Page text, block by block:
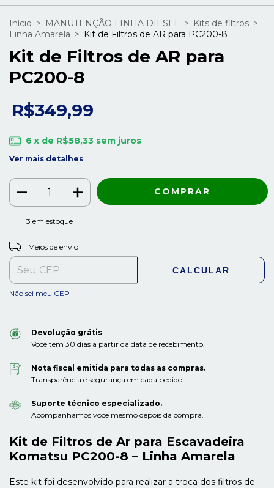
Início > MANUTENÇÃO LINHA DIESEL > Kits de filtros >
Linha Amarela > Kit de Filtros de AR para PC200-8
Kit de Filtros de AR para
PC200-8
R$349,99
6 x de R$58,33 sem juros
Ver mais detalhes
3 em estoque
Entregas para o CEP:
Meios de envio
CALCULAR
Não sei meu CEP
Devolução grátis
Você tem 30 dias a partir da data de recebimento.
Nota fiscal emitida para todas as compras.
Transparência e segurança em cada pedido.
Suporte técnico especializado.
Acompanhamos você mesmo depois da compra.
Kit de Filtros de Ar para Escavadeira
Komatsu PC200-8 – Linha Amarela
Este kit foi desenvolvido para realizar a troca dos filtros de